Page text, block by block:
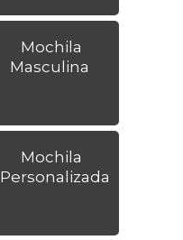
Mochila
Masculina
Mochila
Personalizada